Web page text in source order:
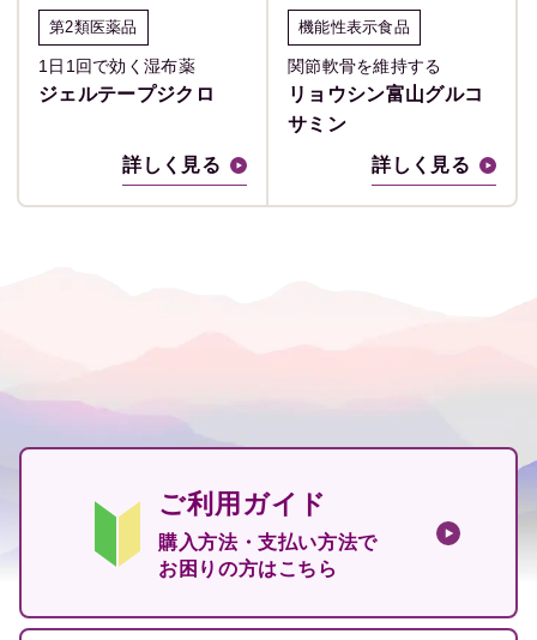
第2類医薬品
1日1回で効く湿布薬
ジェルテープジクロ
詳しく見る
機能性表示食品
関節軟骨を維持する
リョウシン富山グルコ
サミン
詳しく見る
ご利用ガイド
購入方法・支払い方法で
お困りの方はこちら